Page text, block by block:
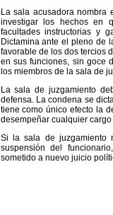
La sala acusadora nombra
investigar los hechos en
facultades instructorias y
Dictamina ante el pleno de
favorable de los dos tercios
en sus funciones, sin goce
los miembros de la sala de
La sala de juzgamiento
defensa. La condena se
tiene como único efecto la
desempeñar cualquier
Si la sala de juzgamiento
suspensión del
sometido a nuevo juicio